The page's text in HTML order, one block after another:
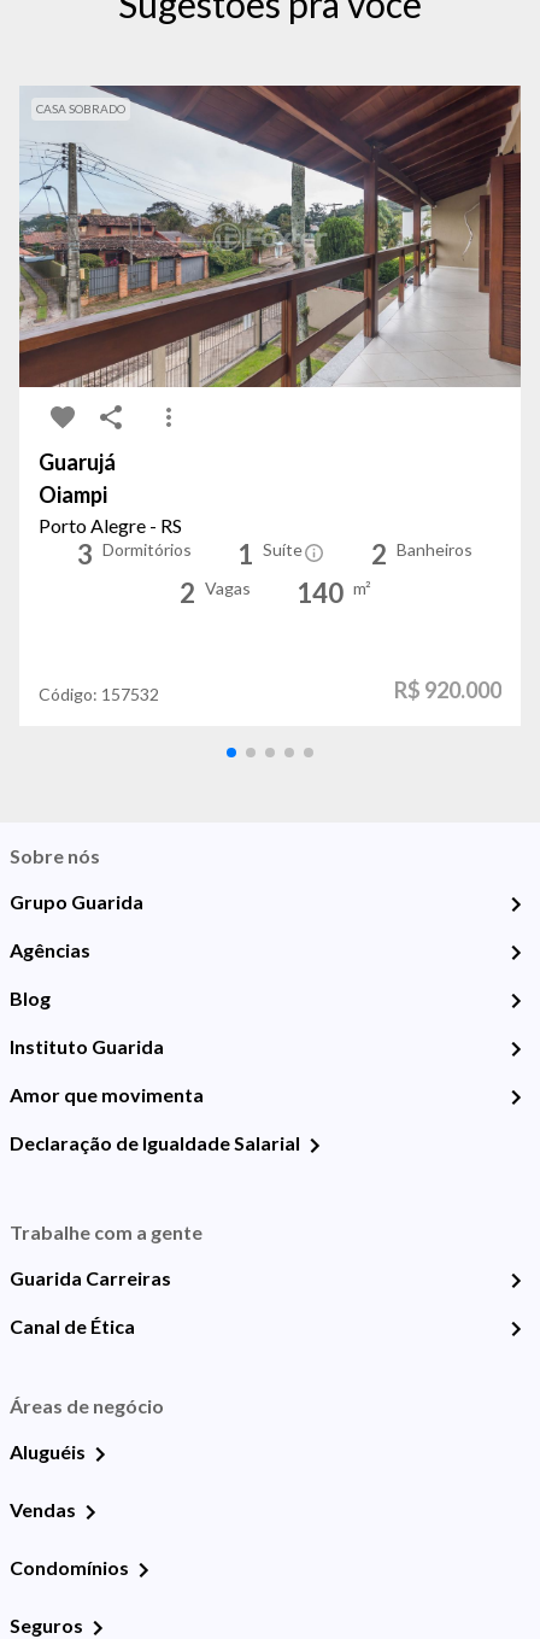
CASA SOBRADO
Guarujá
Oiampi
Porto Alegre - RS
3 Dormitórios 1 Suíte 2 Banheiros
2 Vagas 140 m²
Código: 157532 R$ 920.000
Sobre nós
Grupo Guarida
Agências
Blog
Instituto Guarida
Amor que movimenta
Declaração de Igualdade Salarial
Trabalhe com a gente
Guarida Carreiras
Canal de Ética
Áreas de negócio
Aluguéis
Vendas
Condomínios
Seguros